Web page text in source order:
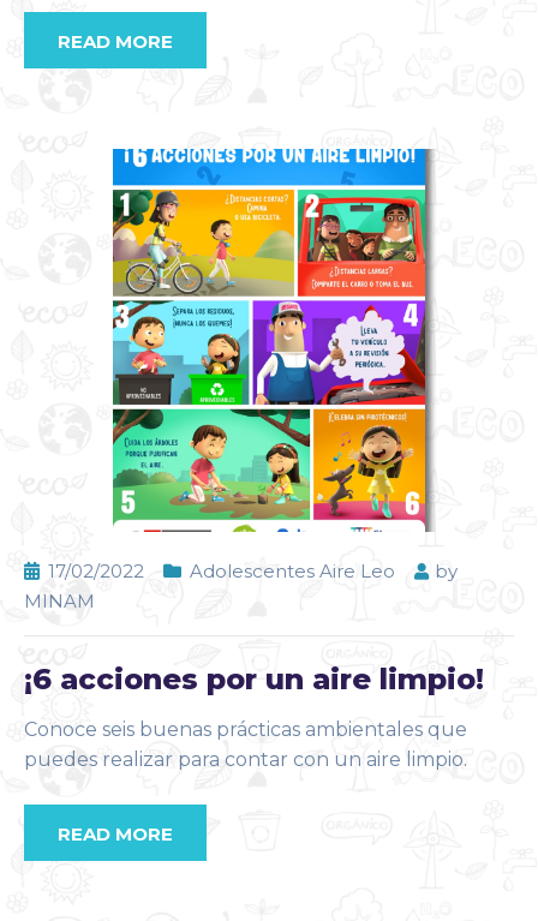
READ MORE
17/02/2022 Adolescentes Aire Leo
by
MINAM
¡6 acciones por un aire limpio!
Conoce seis buenas prácticas ambientales que
puedes realizar para contar con un aire limpio.
READ MORE